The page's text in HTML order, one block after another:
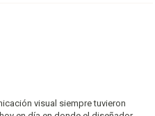
visual siempre tuvieron